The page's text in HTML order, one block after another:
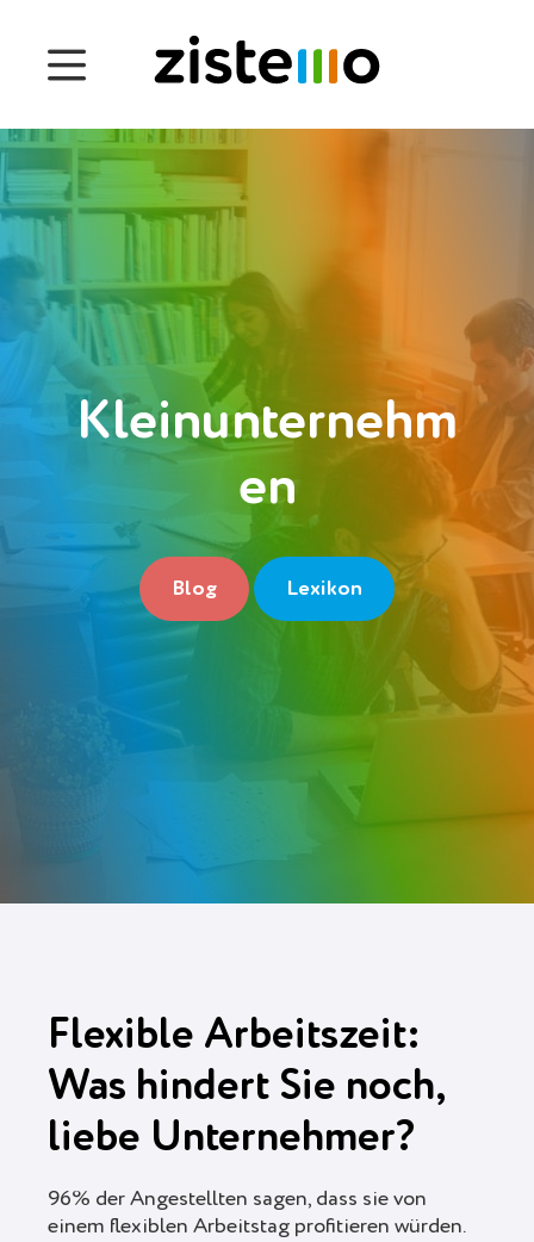
Funktionen
Anwesenheits-Management
Projektzeiterfassung
Management der Betriebsprozesse
Customers
Einloggen
Gratis anmelden
Kleinunternehm
en
Blog Lexikon
Flexible Arbeitszeit:
Was hindert Sie noch,
liebe Unternehmer?
96% der Angestellten sagen, dass sie von
einem flexiblen Arbeitstag profitieren würden.